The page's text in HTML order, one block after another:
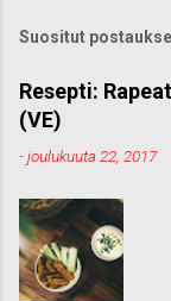
o
m
e
n
Suositut
Resepti:
(VE)
-joulukuuta 22, 2017